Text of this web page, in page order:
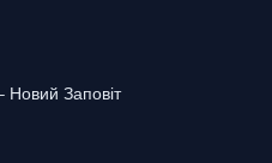
Новий Заповіт